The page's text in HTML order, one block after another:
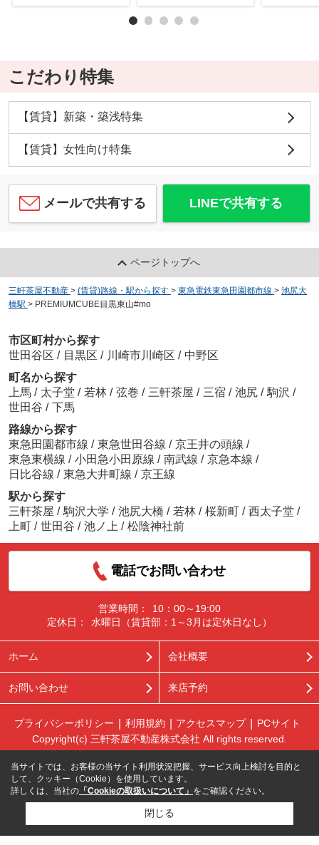
こだわり特集
【賃貸】新築・築浅特集
【賃貸】女性向け特集
メールで共有する LINEで共有する
ページトップへ
三軒茶屋不動産 > (賃貸)路線・駅から探す > 東急電鉄東急田園都市線 > 池尻大
橋駅 > PREMIUMCUBE目黒東山#mo
市区町村から探す
世田谷区 / 目黒区 / 川崎市川崎区 / 中野区
町名から探す
上馬 / 太子堂 / 若林 / 弦巻 / 三軒茶屋 / 三宿 / 池尻 / 駒沢 /
世田谷 / 下馬
路線から探す
東急田園都市線 / 東急世田谷線 / 京王井の頭線 /
東急東横線 / 小田急小田原線 / 南武線 / 京急本線 /
日比谷線 / 東急大井町線 / 京王線
駅から探す
三軒茶屋 / 駒沢大学 / 池尻大橋 / 若林 / 桜新町 / 西太子堂 /
上町 / 世田谷 / 池ノ上 / 松陰神社前
電話でお問い合わせ
営業時間：
10：00～19:00
定休日：
水曜日（賃貸部：1～3月は定休日なし）
ホーム 会社概要
お問い合わせ 来店予約
プライバシーポリシー 利用規約 アクセスマップ
PCサイト
Copyright(c) 三軒茶屋不動産株式会社 All rights reserved.
当サイトでは、お客様の当サイト利用状況把握、サービス向上検討を目的と
して、クッキー（Cookie）を使用しています。
詳しくは、当社の 「Cookieの取扱いについて」 をご確認ください。
閉じる